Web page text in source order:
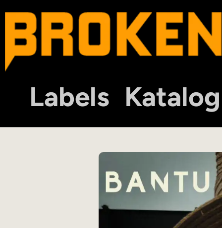
Labels Katalog